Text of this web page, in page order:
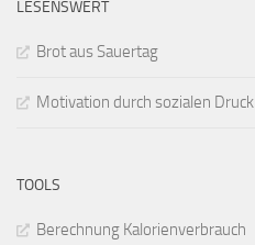
LESENSWERT
Brot aus Sauertag
Motivation durch sozialen Druck
TOOLS
Berechnung Kalorienverbrauch